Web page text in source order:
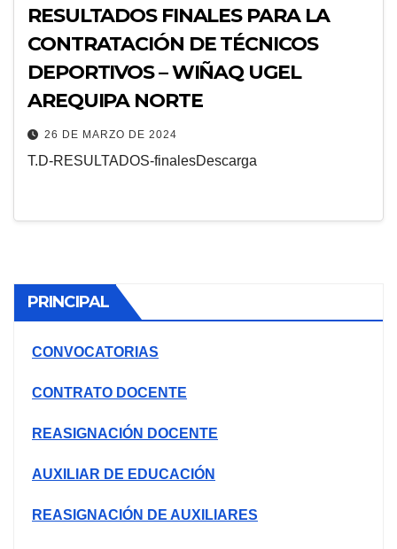
RESULTADOS FINALES PARA LA
CONTRATACIÓN DE TÉCNICOS
DEPORTIVOS – WIÑAQ UGEL
AREQUIPA NORTE
26 DE MARZO DE 2024
T.D-RESULTADOS-finalesDescarga
PRINCIPAL
CONVOCATORIAS
CONTRATO DOCENTE
REASIGNACIÓN DOCENTE
AUXILIAR DE EDUCACIÓN
REASIGNACIÓN DE AUXILIARES